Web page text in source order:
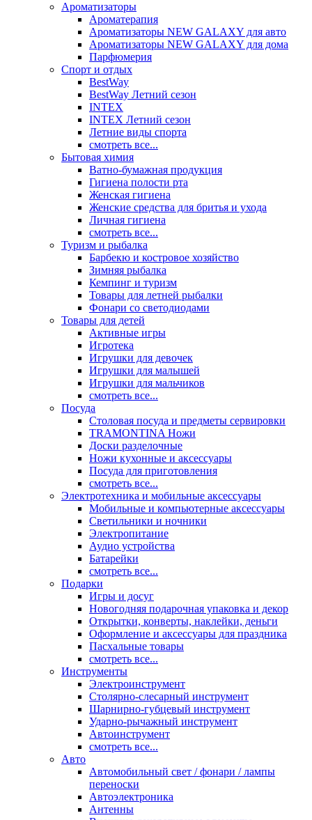
Ароматизаторы
Ароматерапия
Ароматизаторы NEW GALAXY для авто
Ароматизаторы NEW GALAXY для дома
Парфюмерия
Спорт и отдых
BestWay
BestWay Летний сезон
INTEX
INTEX Летний сезон
Летние виды спорта
смотреть все...
Бытовая химия
Ватно-бумажная продукция
Гигиена полости рта
Женская гигиена
Женские средства для бритья и ухода
Личная гигиена
смотреть все...
Туризм и рыбалка
Барбекю и костровое хозяйство
Зимняя рыбалка
Кемпинг и туризм
Товары для летней рыбалки
Фонари со светодиодами
Товары для детей
Активные игры
Игротека
Игрушки для девочек
Игрушки для малышей
Игрушки для мальчиков
смотреть все...
Посуда
Столовая посуда и предметы сервировки
TRAMONTINA Ножи
Доски разделочные
Ножи кухонные и аксессуары
Посуда для приготовления
смотреть все...
Электротехника и мобильные аксессуары
Мобильные и компьютерные аксессуары
Светильники и ночники
Электропитание
Аудио устройства
Батарейки
смотреть все...
Подарки
Игры и досуг
Новогодняя подарочная упаковка и декор
Открытки, конверты, наклейки, деньги
Оформление и аксессуары для праздника
Пасхальные товары
смотреть все...
Инструменты
Электроинструмент
Столярно-слесарный инструмент
Шарнирно-губцевый инструмент
Ударно-рычажный инструмент
Автоинструмент
смотреть все...
Авто
Автомобильный свет / фонари / лампы
переноски
Автоэлектроника
Антенны